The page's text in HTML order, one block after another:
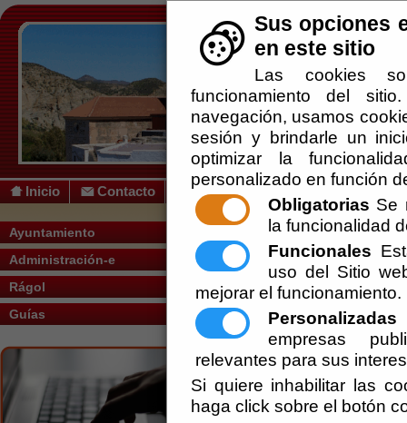
Sus opciones
en este sitio
Las cookies
funcionamiento del
navegación, usamos
sesión y brindarle un
optimizar la
personalizado en función
Obligatorias Se
la funcionalidad
Funcionales
uso del Sitio
mejorar el funcionamiento.
Personalizadas
empresas
relevantes para sus
Si quiere inhabilitar las
haga click sobre el botón
Inicio Contacto
Ayuntamiento
Administración-e
Rágol
Guías
Usted se encuentra aquí:Inicio // Tablón
Actualmente no existen documentos sobre el